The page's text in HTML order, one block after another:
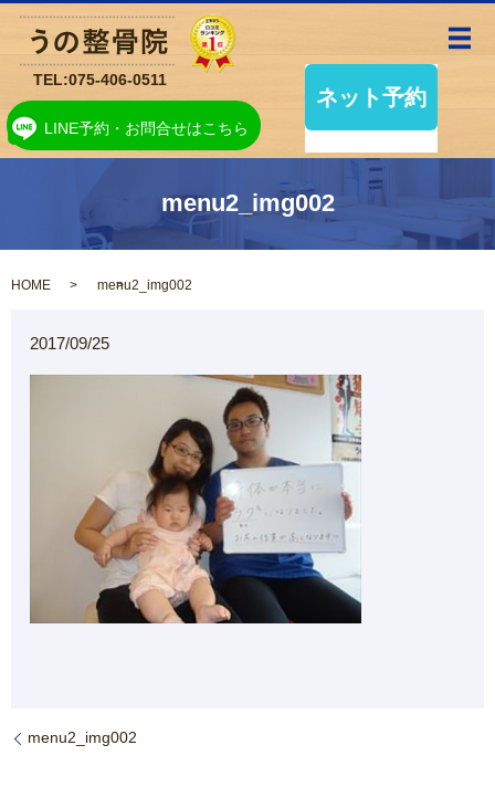
LINE予約・お問合せはこちら
TEL:075-406-0511
メ
menu2_img002
HOME menu2_img002
2017/09/25
menu2_img002